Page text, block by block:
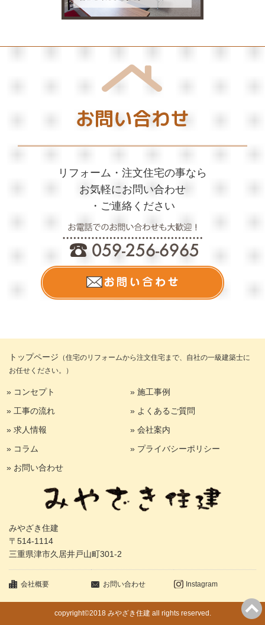
■ 2022/11/29
津市M様邸新築工事引渡し
年末年始休業のお知られ
リフォーム・注文住宅の事なら
お気軽にお問い合わせ
・ご連絡ください
トップページ （住宅のリフォームから注文住宅まで、自社の一級建築士に
お任せください。）
» コンセプト
» 施工事例
» 工事の流れ
» よくあるご質問
» 求人情報
» 会社案内
» コラム
» プライバシーポリシー
» お問い合わせ
みやざき住建
〒514-1114
三重県津市久居井戸山町301-2
会社概要 お問い合わせ Instagram
copyright©2018 みやざき住建 all rights reserved.